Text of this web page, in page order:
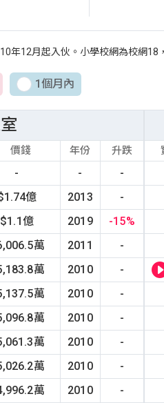
年12月起入伙。小學校網為校網18
1個月內
價錢 年份 升跌
- -
-
億 2013
-
$1.1億 2019
-15%
萬 2011
-
萬 2010
-
萬 2010
-
萬 2010
-
萬 2010
-
萬 2010
-
萬 2010
-